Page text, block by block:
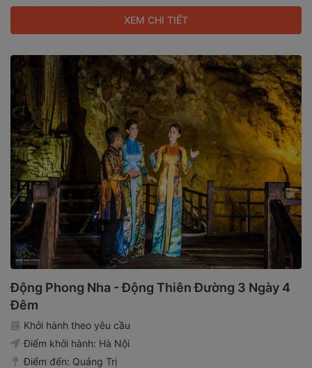
XEM CHI TIẾT
Động Phong Nha - Động Thiên Đường 3 Ngày 4
Đêm
Khởi hành theo yêu cầu
Điểm khởi hành: Hà Nội
Điểm đến: Quảng Trị